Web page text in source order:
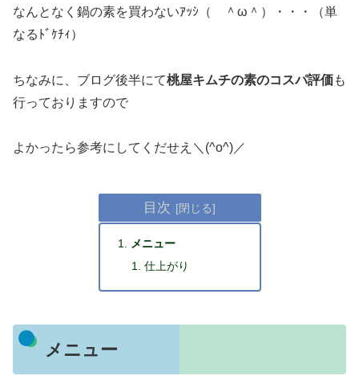
なんとなく鍋の素を買わないｱｯｼ（ ＾ω＾）・・・（単
なるﾄﾞｹﾁｨ）
ちなみに、ブログ後半にて桃屋キムチの素のコスパ評価も
行っておりますので
よかったら参考にしてくだせえ＼(^o^)／
目次
メニュー
仕上がり
メニュー